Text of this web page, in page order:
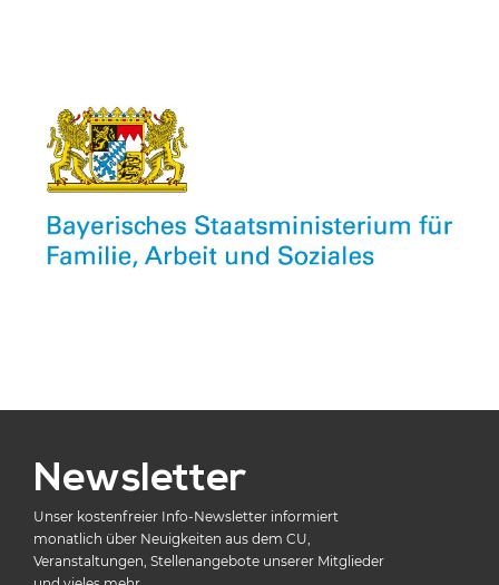
Newsletter
Unser kostenfreier Info-Newsletter informiert
monatlich über Neuigkeiten aus dem CU,
Veranstaltungen, Stellenangebote unserer Mitglieder